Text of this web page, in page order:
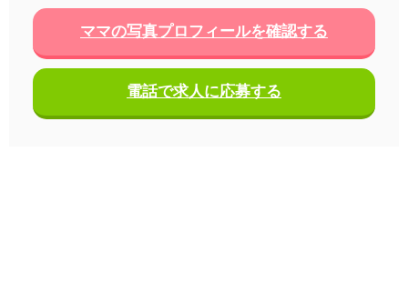
ママの写真プロフィールを確認する
電話で求人に応募する